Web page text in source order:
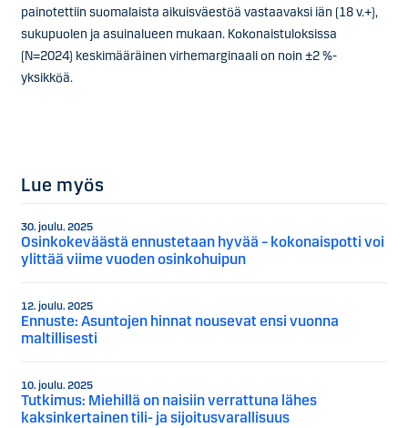
painotettiin suomalaista aikuisväestöä vastaavaksi iän (18 v.+),
sukupuolen ja asuinalueen mukaan. Kokonaistuloksissa
(N=2024) keskimääräinen virhemarginaali on noin ±2 %-
yksikköä.
Lue myös
30. joulu. 2025
Osinkokeväästä ennustetaan hyvää – kokonaispotti voi
ylittää viime vuoden osinkohuipun
12. joulu. 2025
Ennuste: Asuntojen hinnat nousevat ensi vuonna
maltillisesti
10. joulu. 2025
Tutkimus: Miehillä on naisiin verrattuna lähes
kaksinkertainen tili- ja sijoitusvarallisuus